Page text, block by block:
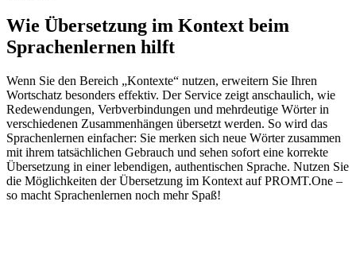
Wie Übersetzung im Kontext beim
Sprachenlernen hilft
Wenn Sie den Bereich „Kontexte“ nutzen, erweitern Sie Ihren
Wortschatz besonders effektiv. Der Service zeigt anschaulich, wie
Redewendungen, Verbverbindungen und mehrdeutige Wörter in
verschiedenen Zusammenhängen übersetzt werden. So wird das
Sprachenlernen einfacher: Sie merken sich neue Wörter zusammen
mit ihrem tatsächlichen Gebrauch und sehen sofort eine korrekte
Übersetzung in einer lebendigen, authentischen Sprache. Nutzen Sie
die Möglichkeiten der Übersetzung im Kontext auf PROMT.One –
so macht Sprachenlernen noch mehr Spaß!